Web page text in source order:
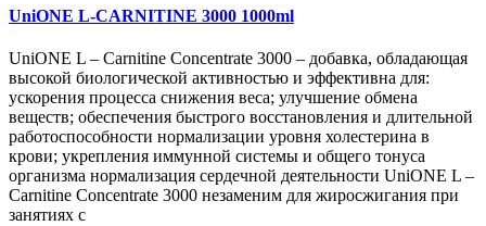
UniONE L-CARNITINE 3000 1000ml
UniONE L – Carnitine Concentrate 3000 – добавка, обладающая
высокой биологической активностью и эффективна для:
ускорения процесса снижения веса; улучшение обмена
веществ; обеспечения быстрого восстановления и длительной
работоспособности нормализации уровня холестерина в
крови; укрепления иммунной системы и общего тонуса
организма нормализация сердечной деятельности UniONE L –
Carnitine Concentrate 3000 незаменим для жиросжигания при
занятиях с